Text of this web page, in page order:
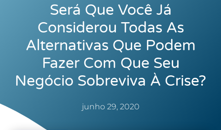
Será Que Você Já
Considerou Todas As
Alternativas Que Podem
Fazer Com Que Seu
Negócio Sobreviva À Crise?
junho 29, 2020